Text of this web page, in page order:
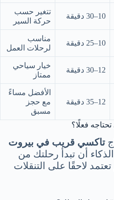
10–30 دقيقة
تتغير حسب
حركة السير
10–25 دقيقة
مناسب
لرحلات العمل
12–30 دقيقة
خيار سياحي
ممتاز
12–35 دقيقة
الأفضل مساءً
مع حجز
مسبق
فعلًا؟
تاكسي قريب في بيروت
أن تبدأ رحلتك من
لاحقًا على التنقلات